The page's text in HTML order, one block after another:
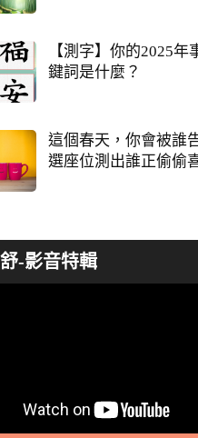
【測字】你的2025年
鍵詞是什麼？
這個春天，你會被誰
選座位測出誰正偷偷
-影音特輯